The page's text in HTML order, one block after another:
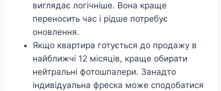
виглядає логічніше. Вона краще
переносить час і рідше потребує
оновлення.
Якщо квартира готується до продажу в
найближчі 12 місяців, краще обирати
нейтральні фотошпалери. Занадто
індивідуальна фреска може сподобатися